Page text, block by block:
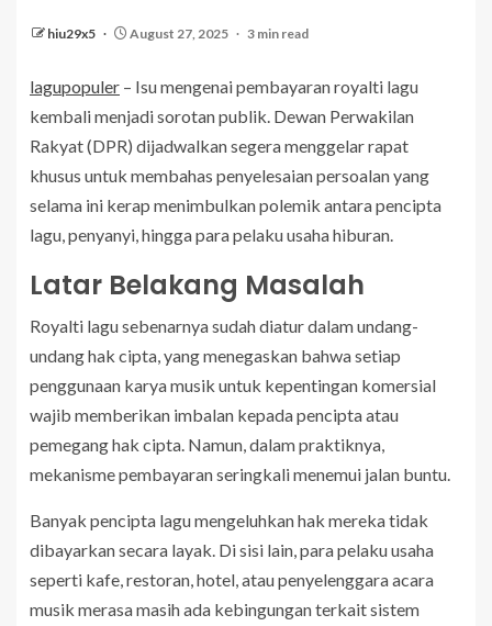
hiu29x5 August 27, 2025 3 min read
lagupopuler – Isu mengenai pembayaran royalti lagu
kembali menjadi sorotan publik. Dewan Perwakilan
Rakyat (DPR) dijadwalkan segera menggelar rapat
khusus untuk membahas penyelesaian persoalan yang
selama ini kerap menimbulkan polemik antara pencipta
lagu, penyanyi, hingga para pelaku usaha hiburan.
Latar Belakang Masalah
Royalti lagu sebenarnya sudah diatur dalam undang-
undang hak cipta, yang menegaskan bahwa setiap
penggunaan karya musik untuk kepentingan komersial
wajib memberikan imbalan kepada pencipta atau
pemegang hak cipta. Namun, dalam praktiknya,
mekanisme pembayaran seringkali menemui jalan buntu.
Banyak pencipta lagu mengeluhkan hak mereka tidak
dibayarkan secara layak. Di sisi lain, para pelaku usaha
seperti kafe, restoran, hotel, atau penyelenggara acara
musik merasa masih ada kebingungan terkait sistem